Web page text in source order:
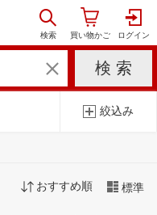
絞込み
おすすめ順 標準